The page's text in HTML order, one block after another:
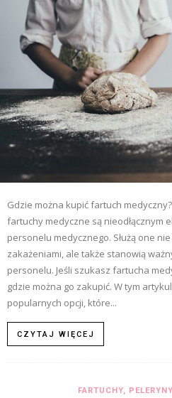
Gdzie można kupić fartuch
fartuchy medyczne są nieodłącznym
personelu medycznego. Służą one
zakażeniami, ale także stanowią
personelu. Jeśli szukasz fartucha
gdzie można go zakupić. W tym
popularnych opcji, które...
CZYTAJ WIĘCEJ
FARTUCHY,